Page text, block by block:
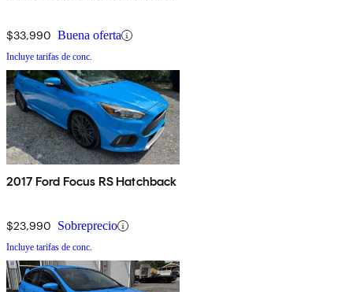
$33,990 Buena oferta
Incluye tarifas de conc.
2017 Ford Focus RS Hatchback
$23,990 Sobreprecio
Incluye tarifas de conc.